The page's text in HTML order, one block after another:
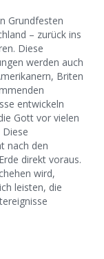
Grundfesten
– zurück ins
Diese
werden auch
Briten
entwickeln
Gott vor vielen
nach den
direkt voraus.
wird,
leisten, die